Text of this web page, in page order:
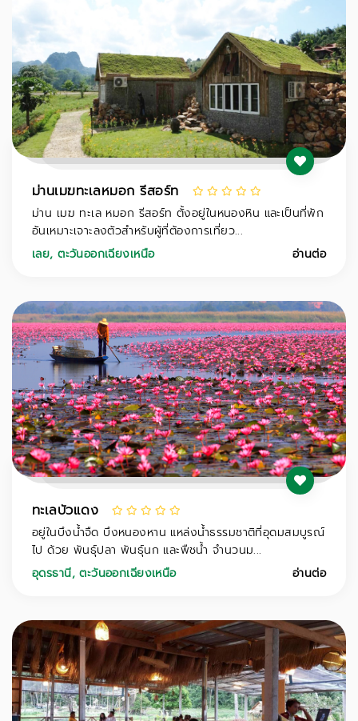
ม่านเมฆทะเลหมอก รีสอร์ท
ม่าน เมฆ ทะเล หมอก รีสอร์ท ตั้งอยู่ในหนองหิน และเป็นที่พัก
อันเหมาะเจาะลงตัวสำหรับผู้ที่ต้องการเที่ยว...
เลย,ตะวันออกเฉียงเหนือ อ่านต่อ
ทะเลบัวแดง
อยู่ในบึงน้ำจืด บึงหนองหาน แหล่งน้ำธรรมชาติที่อุดมสมบูรณ์
ไป ด้วย พันธุ์ปลา พันธุ์นก และพืชน้ำ จำนวนม...
อุดรธานี,ตะวันออกเฉียงเหนือ อ่านต่อ